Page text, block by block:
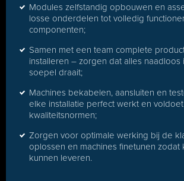
Modules zelfstandig opbouwen en
losse onderdelen tot volledig
componenten;
Samen met een team complete
installeren – zorgen dat alles naadloos
soepel draait;
Machines bekabelen, aansluiten en
elke installatie perfect werkt en
kwaliteitsnormen;
Zorgen voor optimale werking bij de
oplossen en machines finetunen zodat
kunnen leveren.